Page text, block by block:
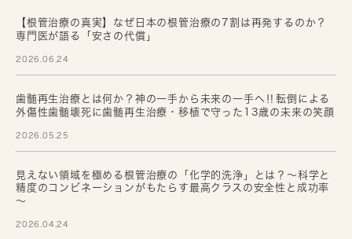
【根管治療の真実】なぜ日本の根管治療の7割は再発するのか？
専門医が語る「安さの代償」
2026.06.24
歯髄再生治療とは何か？神の一手から未来の一手へ‼転倒による
外傷性歯髄壊死に歯髄再生治療・移植で守った13歳の未来の笑顔
2026.05.25
見えない領域を極める根管治療の「化学的洗浄」とは？～科学と
精度のコンビネーションがもたらす最高クラスの安全性と成功率
～
2026.04.24